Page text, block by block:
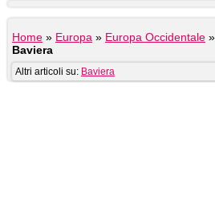
Home » Europa » Europa Occidentale »
Baviera
Altri articoli su: Baviera